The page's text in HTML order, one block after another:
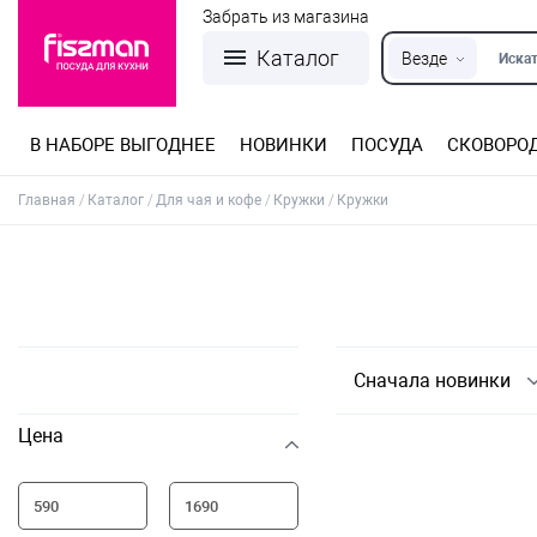
Каталог Везде
Забрать из магазина
В НАБОРЕ ВЫГОДНЕЕ НОВИНКИ ПОСУДА
Главная Каталог Для чая и кофе Кружки Кружки
Цена
Сначала новинки